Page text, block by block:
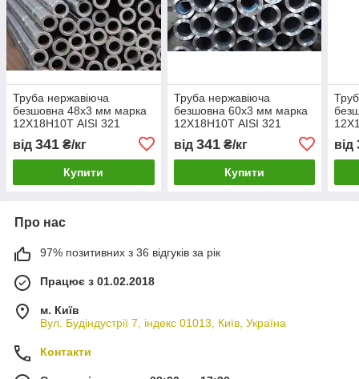
Труба нержавіюча
безшовна 48х3 мм марка
12Х18Н10Т AISI 321
від 341 ₴/кг
Купити
Труба нержавіюча
безшовна 60х3 мм марка
12Х18Н10Т AISI 321
від 341₴/кг
Купити
від
Про нас
97% позитивних з 36 відгуків за рік
Працює з 01.02.2018
м. Київ
Вул. Будіндустрії 7, індекс 01013, Київ, Україна
Контакти